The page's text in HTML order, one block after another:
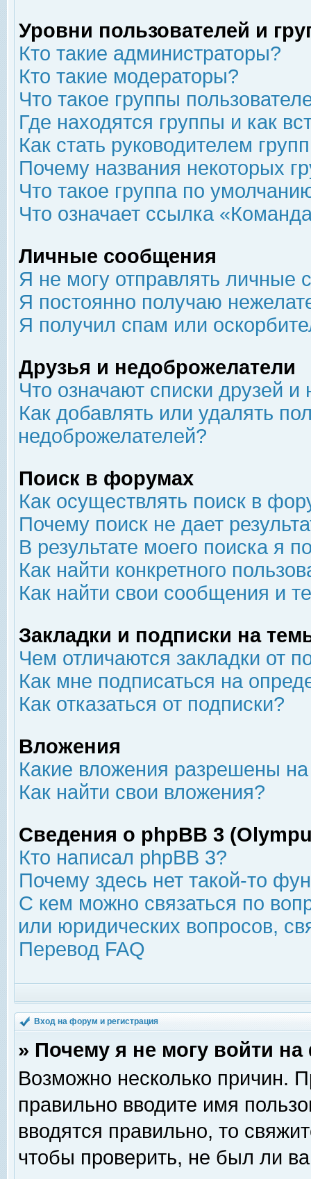
Уровни пользователей и
Кто такие администраторы?
Кто такие модераторы?
Что такое группы
Где находятся группы и как
Как стать руководителем
Почему названия некоторых
Что такое группа по
Что означает ссылка
Личные сообщения
Я не могу отправлять личные
Я постоянно получаю
Я получил спам или
Друзья и недоброжелатели
Что означают списки друзей
Как добавлять или удалять
недоброжелателей?
Поиск в форумах
Как осуществлять поиск в
Почему поиск не дает
В результате моего поиска я
Как найти конкретного
Как найти свои сообщения и
Закладки и подписки на
Чем отличаются закладки от
Как мне подписаться на
Как отказаться от подписки?
Вложения
Какие вложения разрешены
Как найти свои вложения?
Сведения о phpBB 3
Кто написал phpBB 3?
Почему здесь нет такой-то
С кем можно связаться по
или юридических вопросов,
Перевод FAQ
Вход на форум и регистрация
» Почему я не могу войти
Возможно несколько причин.
правильно вводите имя
вводятся правильно, то
чтобы проверить, не был ли